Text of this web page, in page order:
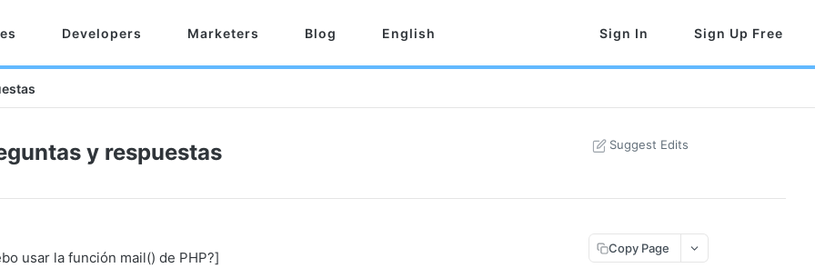
Developers Marketers Blog English Sign In Sign Up Free
y respuestas Suggest Edits
usar la función mail() de PHP?]
Copy Page